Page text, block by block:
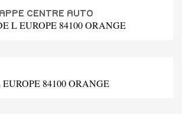
CENTRE AUTO
L EUROPE 84100 ORANGE
84100 ORANGE